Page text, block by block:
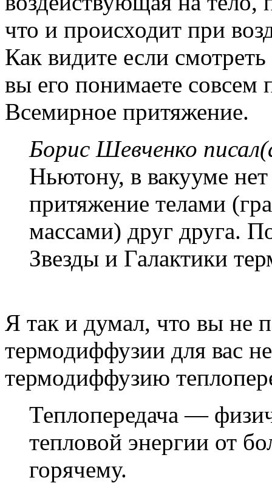
что и происходит при
Как видите если
вы его понимаете совсем
Всемирное притяжение.
Борис Шевченко
Ньютону, в вакууме
притяжение телами
массами) друг друга.
Звезды и Галактики
Я так и думал, что вы не
термодиффузии для вас
термодиффузию
Теплопередача —
тепловой энергии от
горячему.